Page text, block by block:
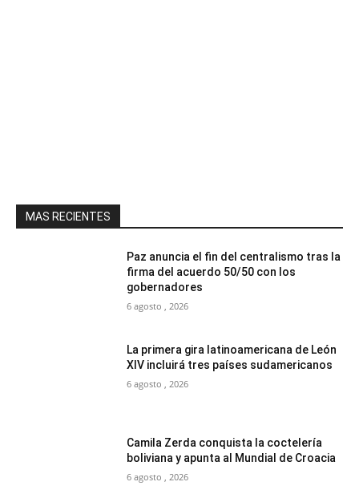
MAS RECIENTES
Paz anuncia el fin del centralismo tras la
firma del acuerdo 50/50 con los
gobernadores
6 agosto , 2026
La primera gira latinoamericana de León
XIV incluirá tres países sudamericanos
6 agosto , 2026
Camila Zerda conquista la coctelería
boliviana y apunta al Mundial de Croacia
6 agosto , 2026